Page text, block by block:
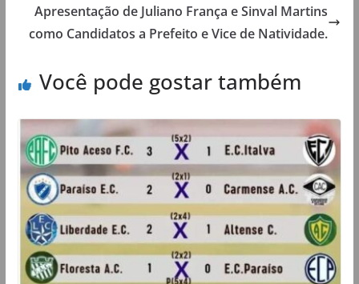
Apresentação de Juliano França e Sinval Martins
como Candidatos a Prefeito e Vice de Natividade.
Você pode gostar também